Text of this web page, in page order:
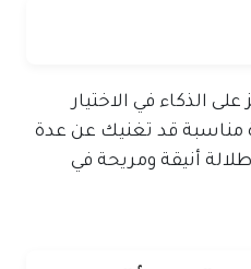
في 2026 تركّز على الذكاء في الاختيار
مناسبة قد تغنيك عن عدة
أنيقة ومريحة في